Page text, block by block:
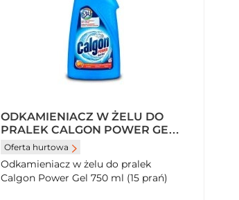
ODKAMIENIACZ W ŻELU DO
PRALEK CALGON POWER GEL
750 ML (15 PRAŃ)
Oferta hurtowa
Odkamieniacz w żelu do pralek
Calgon Power Gel 750 ml (15 prań)